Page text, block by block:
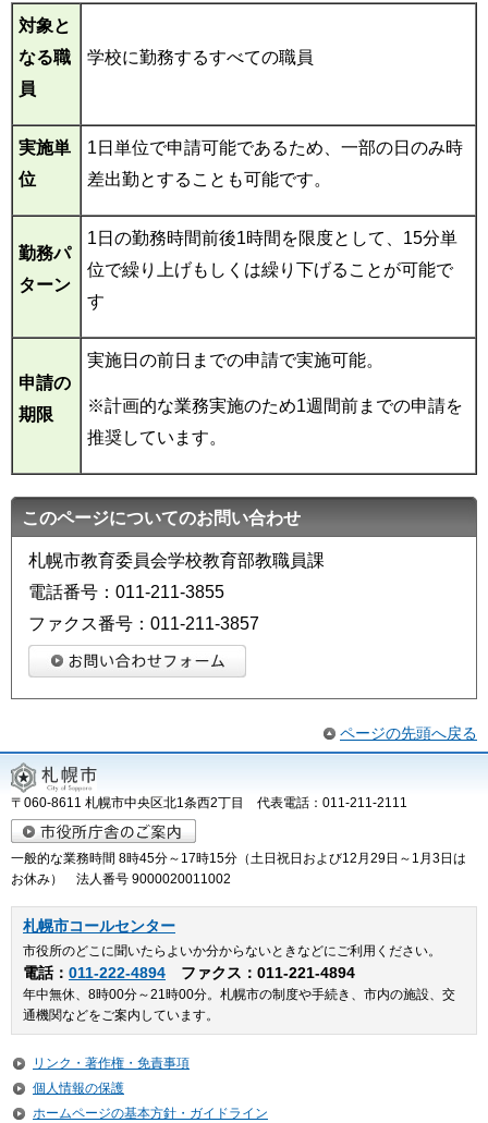
対象と
なる職
員
学校に勤務するすべての職員
実施単
位
1日単位で申請可能であるため、一部の日のみ時
差出勤とすることも可能です。
勤務パ
ターン
1日の勤務時間前後1時間を限度として、15分単
位で繰り上げもしくは繰り下げることが可能で
す
申請の
期限
実施日の前日までの申請で実施可能。
※計画的な業務実施のため1週間前までの申請を
推奨しています。
このページについてのお問い合わせ
札幌市教育委員会学校教育部教職員課
電話番号：011-211-3855
ファクス番号：011-211-3857
ページの先頭へ戻る
〒060-8611 札幌市中央区北1条西2丁目 代表電話：011-211-2111
一般的な業務時間 8時45分～17時15分（土日祝日および12月29日～1月3日は
お休み） 法人番号 9000020011002
札幌市コールセンター
市役所のどこに聞いたらよいか分からないときなどにご利用ください。
電話： 011-222-4894 ファクス：011-221-4894
年中無休、8時00分～21時00分。札幌市の制度や手続き、市内の施設、交
通機関などをご案内しています。
リンク・著作権・免責事項
個人情報の保護
ホームページの基本方針・ガイドライン